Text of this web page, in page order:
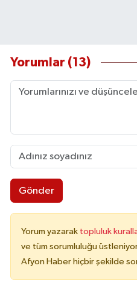
Yorumlar (13)
Gönder
Yorum yazarak topluluk
ve tüm sorumluluğu
Afyon Haber hiçbir şekilde